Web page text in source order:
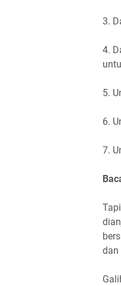
3.
4.
5.
6.
7.
dan